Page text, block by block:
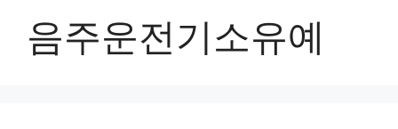
음주운전기소유예